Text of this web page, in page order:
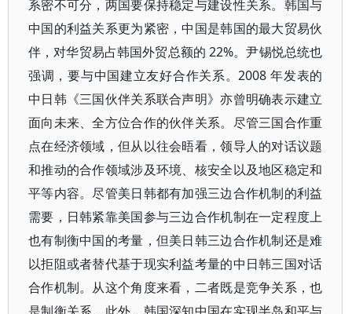
系密不可分，两国要保持稳定与建设性关系。韩国与
中国的利益关系更为紧密，中国是韩国的最大贸易伙
伴，对华贸易占韩国外贸总额的 22%。尹锡悦总统也
强调，要与中国建立友好合作关系。2008 年发表的
中日韩《三国伙伴关系联合声明》亦曾明确表示建立
面向未来、全方位合作的伙伴关系。尽管三国合作重
点在经济领域，但从以往会晤看，领导人的对话议题
和推动的合作领域涉及环境、核安全以及地区稳定和
平等内容。尽管美日韩都有加强三边合作机制的利益
需要，日韩紧靠美国参与三边合作机制在一定程度上
也有制衡中国的考量，但美日韩三边合作机制还是难
以拒阻或者替代基于现实利益考量的中日韩三国对话
合作机制。从这个角度来看，二者既是竞争关系，也